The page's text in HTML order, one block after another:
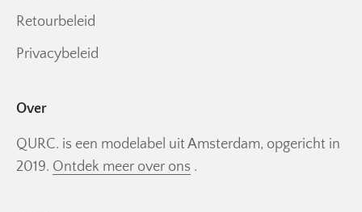
Retourbeleid
Privacybeleid
Over
QURC. is een modelabel uit Amsterdam, opgericht in
2019. Ontdek meer over ons .